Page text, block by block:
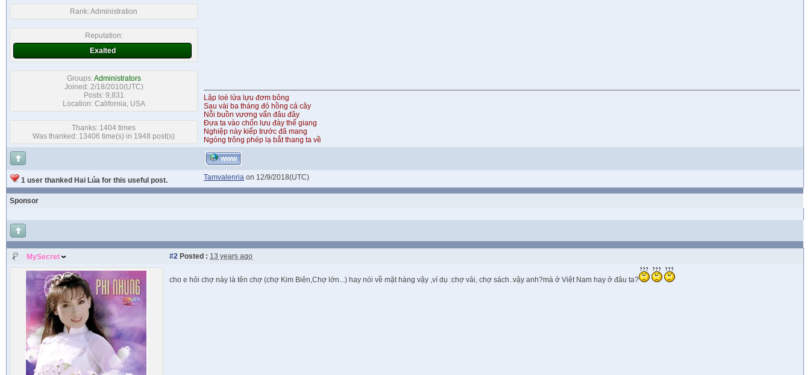
Rank:Administration
Reputation:
Exalted
Groups:Administrators
Joined: 2/18/2010(UTC)
Posts: 9,831
Location: California, USA
Thanks: 1404 times
Was thanked: 13406 time(s) in 1948 post(s)
Lập loè lửa lựu đơm bông
Sau vài ba tháng đỏ hồng cả cây
Nỗi buồn vương vấn đâu đây
Đưa ta vào chốn lưu đày thế giang
Nghiệp này kiếp trước đã mang
Ngóng trông phép lạ bắt thang ta về
WWW
1 user thanked Hai Lúa for this useful post. Tamvalenria on 12/9/2018(UTC)
Sponsor
MySecret #2 Posted : 13 years ago
cho e hỏi chợ này là tên chợ (chợ Kim Biên,Chợ lớn...) hay nói về mặt hàng vậy ,ví dụ :chợ vải, chợ sách..vậy anh?mà ở Việt Nam hay ở đâu ta?